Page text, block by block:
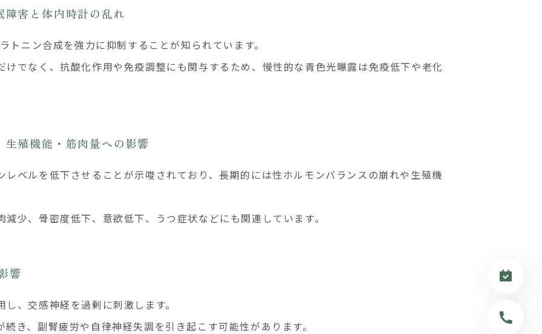
害と体内時計の乱れ
ニン合成を強力に抑制することが知られています。
でなく、抗酸化作用や免疫調整にも関与するため、慢性的な青色光曝露は免疫低下や老化
殖機能・筋肉量への影響
ベルを低下させることが示唆されており、長期的には性ホルモンバランスの崩れや生殖機
少、骨密度低下、意欲低下、うつ症状などにも関連しています。
響
、交感神経を過剰に刺激します。
き、副腎疲労や自律神経失調を引き起こす可能性があります。